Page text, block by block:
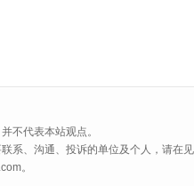
不代表本站观点。
系、沟通、投诉的单位及个人，请在
。